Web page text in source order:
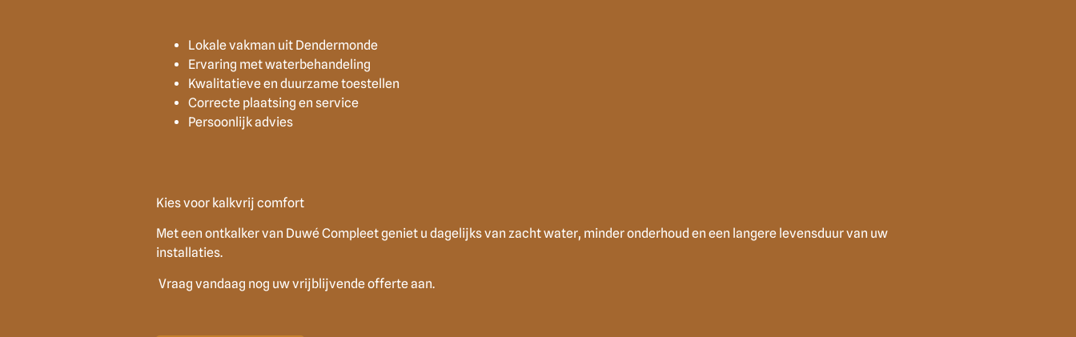
Lokale vakman uit Dendermonde
Ervaring met waterbehandeling
Kwalitatieve en duurzame toestellen
Correcte plaatsing en service
Persoonlijk advies
Kies voor kalkvrij comfort
Met een ontkalker van Duwé Compleet geniet u dagelijks van zacht water, minder onderhoud en een langere levensduur van uw
installaties.
Vraag vandaag nog uw vrijblijvende offerte aan.